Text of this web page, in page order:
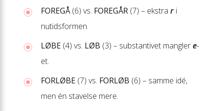
FOREGÅ(6) vs. FOREGÅR (7) – ekstra r i
nutidsformen.
LØBE (4) vs. LØB (3) – substantivet manglere-
et.
FORLØBE (7) vs. FORLØB (6) – samme idé,
men én stavelse mere.